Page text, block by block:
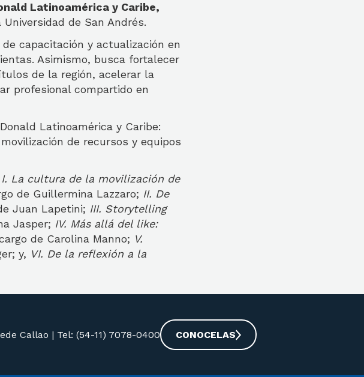
Latinoamérica y Caribe,
de San Andrés.
capacitación y actualización en
Asimismo, busca fortalecer
de la región, acelerar la
profesional compartido en
Latinoamérica y Caribe:
de recursos y equipos
I. La cultura de la movilización de
de Guillermina Lazzaro; II. De
Juan Lapetini; III. Storytelling
Jasper; IV. Más allá del like:
de Carolina Manno; V.
y, VI. De la reflexión a la
Callao | Tel: (54-11) 7078-0400 CONOCELAS